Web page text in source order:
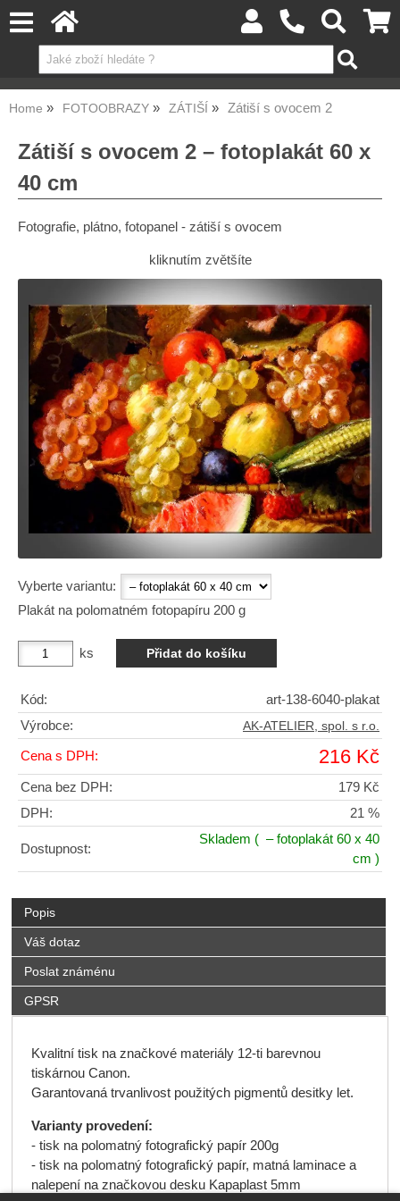
Home FOTOOBRAZY ZÁTIŠÍ Zátiší s ovocem 2
Zátiší s ovocem 2 – fotoplakát 60 x
40 cm
Fotografie, plátno, fotopanel - zátiší s ovocem
kliknutím zvětšíte
Vyberte variantu:
Plakát na polomatném fotopapíru 200 g
ks
Kód:
art-138-6040-plakat
Výrobce:
AK-ATELIER, spol. s r.o.
Cena s DPH: 216 Kč
Cena bez DPH:
179 Kč
DPH:
21 %
Dostupnost:
Skladem ( – fotoplakát 60 x 40
cm )
Popis
Váš dotaz
Poslat známénu
GPSR
Kvalitní tisk na značkové materiály 12-ti barevnou
tiskárnou Canon.
Garantovaná trvanlivost použitých pigmentů desitky let.
Varianty provedení:
- tisk na polomatný fotografický papír 200g
- tisk na polomatný fotografický papír, matná laminace a
nalepení na značkovou desku Kapaplast 5mm